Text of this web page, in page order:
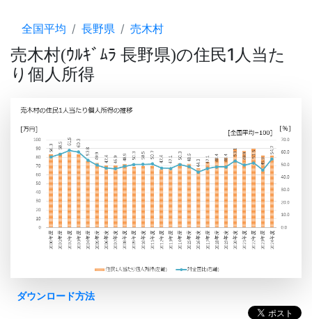
全国平均 長野県 売木村
売木村(ｳﾙｷﾞﾑﾗ 長野県)の住民1人当た
り個人所得
ダウンロード方法